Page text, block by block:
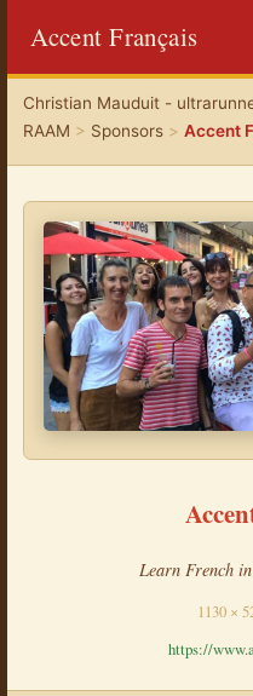
Accent Français
Christian Mauduit -
RAAM > Sponsors> Accent
Learn French
1130 ×
https://